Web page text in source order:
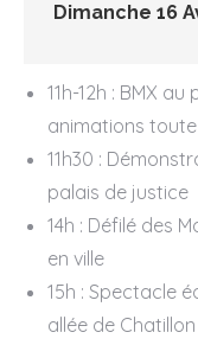
Dimanche 16
11h-12h : BMX
animations
11h30 :
palais de justice
14h : Défilé des
en ville
15h : Spectacle
allée de Chatillon